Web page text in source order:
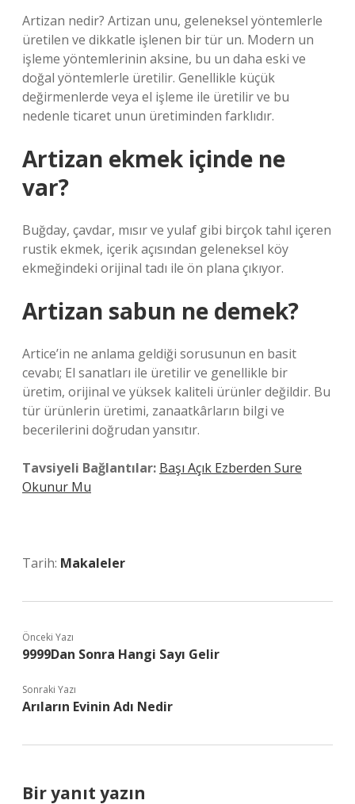
Artizan nedir? Artizan unu, geleneksel yöntemlerle
üretilen ve dikkatle işlenen bir tür un. Modern un
işleme yöntemlerinin aksine, bu un daha eski ve
doğal yöntemlerle üretilir. Genellikle küçük
değirmenlerde veya el işleme ile üretilir ve bu
nedenle ticaret unun üretiminden farklıdır.
Artizan ekmek içinde ne
var?
Buğday, çavdar, mısır ve yulaf gibi birçok tahıl içeren
rustik ekmek, içerik açısından geleneksel köy
ekmeğindeki orijinal tadı ile ön plana çıkıyor.
Artizan sabun ne demek?
Artice’in ne anlama geldiği sorusunun en basit
cevabı; El sanatları ile üretilir ve genellikle bir
üretim, orijinal ve yüksek kaliteli ürünler değildir. Bu
tür ürünlerin üretimi, zanaatkârların bilgi ve
becerilerini doğrudan yansıtır.
Tavsiyeli Bağlantılar: Başı Açık Ezberden Sure
Okunur Mu
Tarih: Makaleler
Önceki Yazı
9999Dan Sonra Hangi Sayı Gelir
Sonraki Yazı
Arıların Evinin Adı Nedir
Bir yanıt yazın